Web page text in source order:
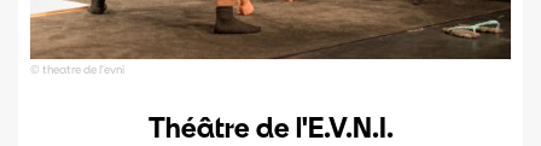
© theatre de l'evni
Théâtre de l'E.V.N.I.